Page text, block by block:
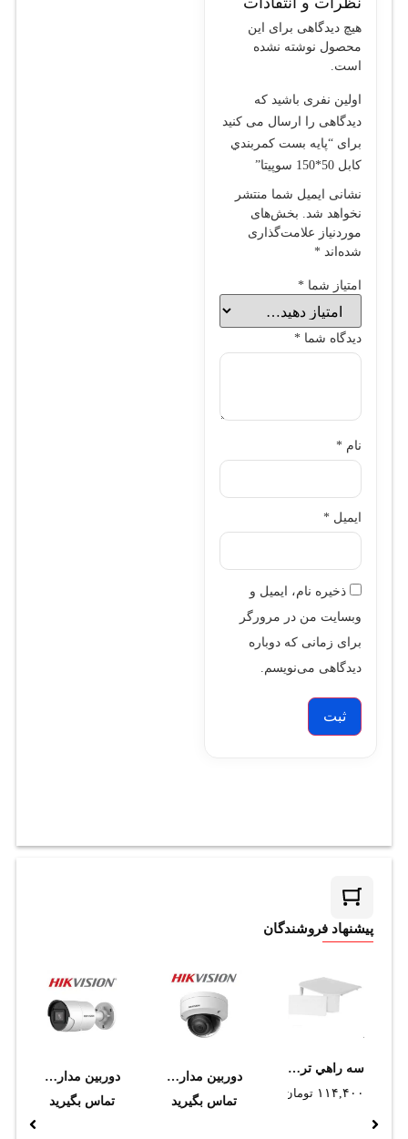
هیچ دیدگاهی برای این
محصول نوشته نشده
است.
اولین نفری باشید که
دیدگاهی را ارسال می کنید
برای “پايه بست کمربندي
کابل 50*150 سوپيتا”
نشانی ایمیل شما منتشر
نخواهد شد. بخش‌های
موردنیاز علامت‌گذاری
شده‌اند *
امتیاز شما *
دیدگاه شما *
نام *
ایمیل *
ذخیره نام، ایمیل و
وبسایت من در مرورگر
برای زمانی که دوباره
دیدگاهی می‌نویسم.
پیشنهاد فروشندگان
سه راهي ترانکينگ سوپيتا 50*150
۱۱۴,۴۰۰ تومان
دوربین مداربسته هایک ویژن مدل DS-2CD2143G2-IU (2.8 mm)
تماس بگیرید
دوربین مداربسته هایک ویژن مدل DS-2CD2046G2-I (2.8 mm)
تماس بگیرید